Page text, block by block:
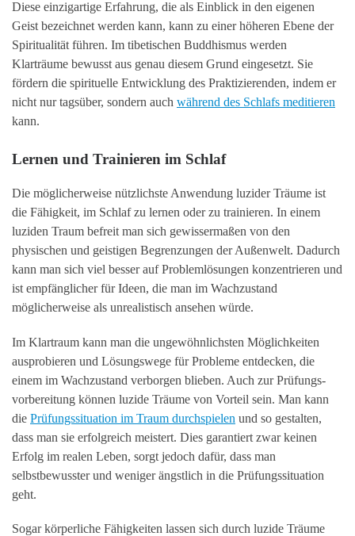
Diese einzigartige Erfahrung, die als Einblick in den eigenen
Geist bezeichnet werden kann, kann zu einer höheren Ebene der
Spiritualität führen. Im tibetischen Buddhismus werden
Klarträume bewusst aus genau diesem Grund eingesetzt. Sie
fördern die spirituelle Entwicklung des Praktizierenden, indem er
nicht nur tagsüber, sondern auch während des Schlafs meditieren
kann.
Lernen und Trainieren im Schlaf
Die möglicherweise nützlichste Anwendung luzider Träume ist
die Fähigkeit, im Schlaf zu lernen oder zu trainieren. In einem
luziden Traum befreit man sich gewissermaßen von den
physischen und geistigen Begrenzungen der Außenwelt. Dadurch
kann man sich viel besser auf Problemlösungen konzentrieren und
ist empfänglicher für Ideen, die man im Wachzustand
möglicherweise als unrealistisch ansehen würde.
Im Klartraum kann man die ungewöhnlichsten Möglichkeiten
ausprobieren und Lösungswege für Probleme entdecken, die
einem im Wachzustand verborgen blieben. Auch zur Prüfungs­
vorbereitung können luzide Träume von Vorteil sein. Man kann
die Prüfungssituation im Traum durchspielen und so gestalten,
dass man sie erfolgreich meistert. Dies garantiert zwar keinen
Erfolg im realen Leben, sorgt jedoch dafür, dass man
selbstbewusster und weniger ängstlich in die Prüfungssituation
geht.
Sogar körperliche Fähigkeiten lassen sich durch luzide Träume